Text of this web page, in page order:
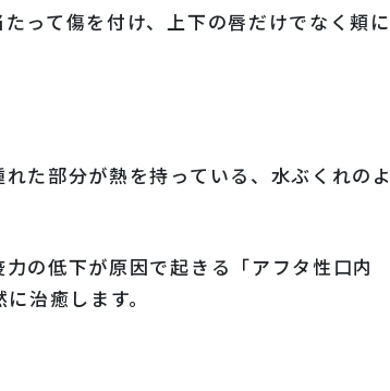
って傷を付け、上下の唇だけでなく頬に
た部分が熱を持っている、水ぶくれのよ
の低下が原因で起きる「アフタ性口内
治癒します。